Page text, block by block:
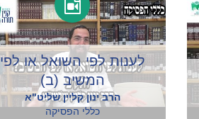
לענות לפי השואל או לפי
המשיב (ב)
הרב ינון קליין שליט"א
כללי הפסיקה